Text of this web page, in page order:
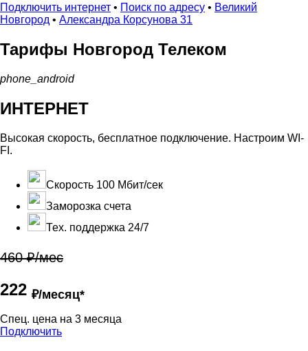
Подключить интернет • Поиск по адресу • Великий
Новгород • Александра Корсунова 31
Тарифы Новгород Телеком
phone_android
ИНТЕРНЕТ
Высокая скорость, бесплатное подключение. Настроим WI-
FI.
Скорость 100 Мбит/сек
Заморозка счета
Тех. поддержка 24/7
460 ₽/мес
222 ₽/месяц*
Cпец. цена на 3 месяца
Подключить